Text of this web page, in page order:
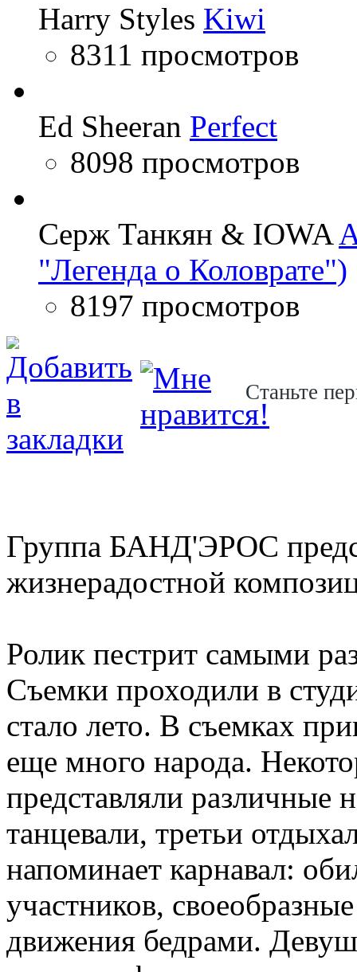
Harry Styles Kiwi
8311 просмотров
Ed Sheeran Perfect
8098 просмотров
Серж Танкян & IOWA
"Легенда о Коловрате")
8197 просмотров
Станьте
Группа БАНД'ЭРОС
жизнерадостной
Ролик пестрит самыми
Съемки проходили в
стало лето. В съемках
еще много народа.
представляли различные
танцевали, третьи
напоминает карнавал:
участников,
движения бедрами.